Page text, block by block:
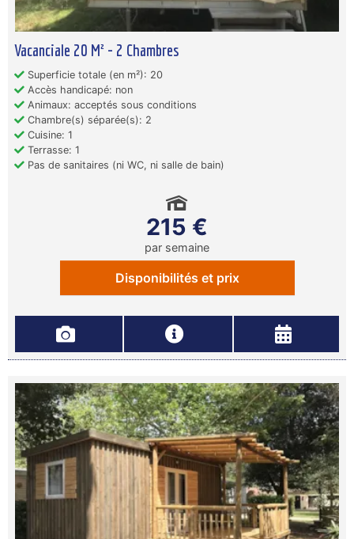
Vacanciale 20 M² - 2 Chambres
Superficie totale (en m²): 20
Accès handicapé: non
Animaux: acceptés sous conditions
Chambre(s) séparée(s): 2
Cuisine: 1
Terrasse: 1
Pas de sanitaires (ni WC, ni salle de bain)
215 €
par semaine
Disponibilités et prix